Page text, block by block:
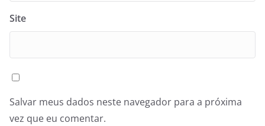
Site
Salvar meus dados neste navegador para a próxima
vez que eu comentar.